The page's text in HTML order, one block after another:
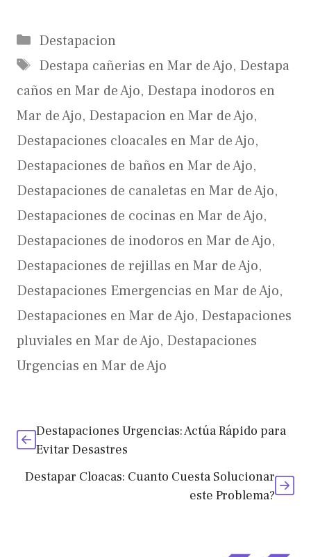
Categories
Destapacion
Tags
Destapa cañerias en Mar de Ajo, Destapa
caños en Mar de Ajo, Destapa inodoros en
Mar de Ajo, Destapacion en Mar de Ajo,
Destapaciones cloacales en Mar de Ajo,
Destapaciones de baños en Mar de Ajo,
Destapaciones de canaletas en Mar de Ajo,
Destapaciones de cocinas en Mar de Ajo,
Destapaciones de inodoros en Mar de Ajo,
Destapaciones de rejillas en Mar de Ajo,
Destapaciones Emergencias en Mar de Ajo,
Destapaciones en Mar de Ajo, Destapaciones
pluviales en Mar de Ajo, Destapaciones
Urgencias en Mar de Ajo
Destapaciones Urgencias: Actúa Rápido para
Evitar Desastres
Destapar Cloacas: Cuanto Cuesta Solucionar
este Problema?